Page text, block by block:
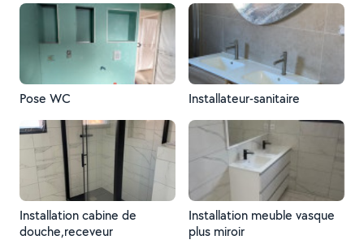
Pose WC Installateur-sanitaire
Installation cabine de
douche,receveur
Installation meuble vasque
plus miroir